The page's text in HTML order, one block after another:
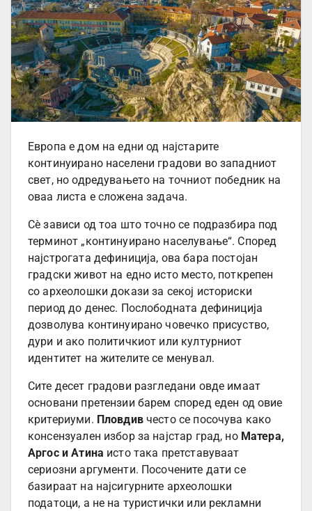
Европа е дом на едни од најстарите
континуирано населени градови во западниот
свет, но одредувањето на точниот победник на
оваа листа е сложена задача.
Сè зависи од тоа што точно се подразбира под
терминот „континуирано населување“. Според
најстрогата дефиниција, ова бара постојан
градски живот на едно исто место, поткрепен
со археолошки докази за секој историски
период до денес. Послободната дефиниција
дозволува континуирано човечко присуство,
дури и ако политичкиот или културниот
идентитет на жителите се менувал.
Сите десет градови разгледани овде имаат
основани претензии барем според еден од овие
критериуми. Пловдивчесто се посочува како
консензуален избор за најстар град, но Матера,
Аргос и Атина исто така претставуваат
сериозни аргументи. Посочените дати се
базираат на најсигурните археолошки
податоци, а не на туристички или рекламни